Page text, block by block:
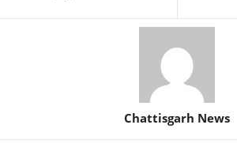
Chattisgarh News